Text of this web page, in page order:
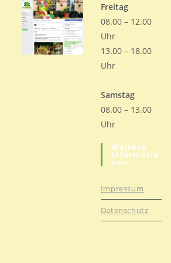
Freitag
08.00 – 12.00
Uhr
13.00 – 18.00
Uhr
Samstag
08.00 – 13.00
Uhr
Weitere
Informatio
Nen
Impressum
Datenschutz